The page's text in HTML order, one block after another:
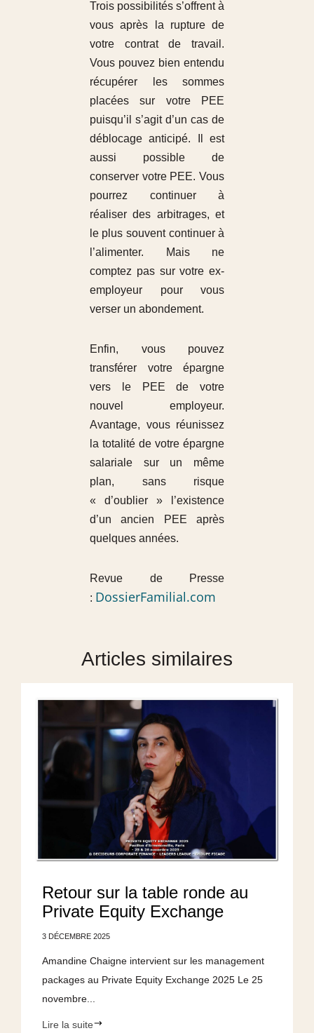
Trois possibilités s’offrent à
vous après la rupture de
votre contrat de travail.
Vous pouvez bien entendu
récupérer les sommes
placées sur votre PEE
puisqu’il s’agit d’un cas de
déblocage anticipé. Il est
aussi possible de
conserver votre PEE. Vous
pourrez continuer à
réaliser des arbitrages, et
le plus souvent continuer à
l’alimenter. Mais ne
comptez pas sur votre ex-
employeur pour vous
verser un abondement.
Enfin, vous pouvez
transférer votre épargne
vers le PEE de votre
nouvel employeur.
Avantage, vous réunissez
la totalité de votre épargne
salariale sur un même
plan, sans risque
« d’oublier » l’existence
d’un ancien PEE après
quelques années.
Revue de Presse
: DossierFamilial.com
Articles similaires
Retour sur la table ronde au
Private Equity Exchange
3 DÉCEMBRE 2025
Amandine Chaigne intervient sur les management
packages au Private Equity Exchange 2025 Le 25
novembre...
Lire la suite